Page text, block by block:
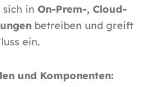
sich in On-Prem-, Cloud-
betreiben und greift
ein.
und Komponenten: